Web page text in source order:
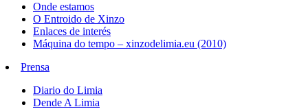
Onde estamos
O Entroido de Xinzo
Enlaces de interés
Máquina do tempo – xinzodelimia.eu (2010)
Prensa
Diario do Limia
Dende A Limia